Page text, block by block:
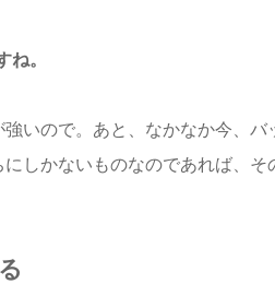
。
いので。あと、なかなか今、バ
しかないものなのであれば、そ